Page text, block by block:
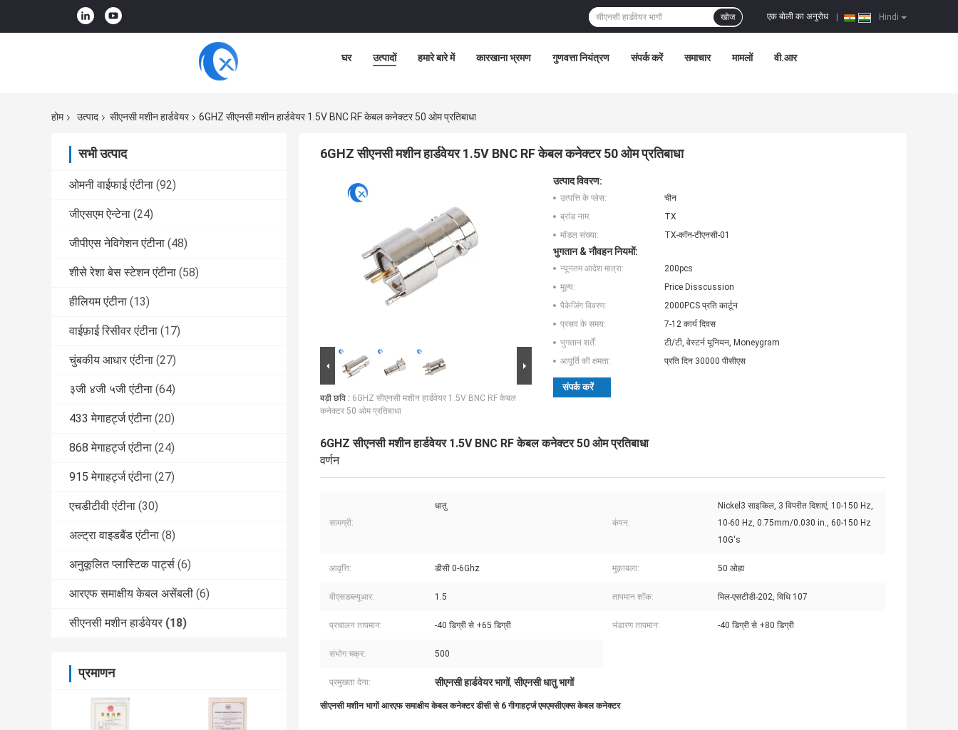
Hindi
एक बोली का अनुरोध
खोज
घर उत्पादों हमारे बारे में कारखाना भ्रमण गुणवत्ता नियंत्रण संपर्क करें समाचार मामलों वी.आर
होम उत्पाद सीएनसी मशीन हार्डवेयर 6GHZ सीएनसी मशीन हार्डवेयर 1.5V BNC RF केबल कनेक्टर 50 ओम प्रतिबाधा
सभी उत्पाद
ओमनी वाईफाई एंटीना (92)
जीएसएम ऐन्टेना (24)
जीपीएस नेविगेशन एंटीना (48)
शीसे रेशा बेस स्टेशन एंटीना (58)
हीलियम एंटीना (13)
वाईफ़ाई रिसीवर एंटीना (17)
चुंबकीय आधार एंटीना (27)
३जी ४जी ५जी एंटीना (64)
433 मेगाहर्ट्ज एंटीना (20)
868 मेगाहर्ट्ज एंटीना (24)
915 मेगाहर्ट्ज एंटीना (27)
एचडीटीवी एंटीना (30)
अल्ट्रा वाइडबैंड एंटीना (8)
अनुकूलित प्लास्टिक पार्ट्स (6)
आरएफ समाक्षीय केबल असेंबली (6)
सीएनसी मशीन हार्डवेयर (18)
प्रमाणन
6GHZ सीएनसी मशीन हार्डवेयर 1.5V BNC RF केबल कनेक्टर 50 ओम प्रतिबाधा
बड़ी छवि : 6GHZ सीएनसी मशीन हार्डवेयर 1.5V BNC RF केबल
कनेक्टर 50 ओम प्रतिबाधा
उत्पाद विवरण:
उत्पत्ति के प्लेस:
चीन
ब्रांड नाम:
TX
मॉडल संख्या:
TX-कॉन-टीएनसी-01
भुगतान & नौवहन नियमों:
न्यूनतम आदेश मात्रा:
200pcs
मूल्य:
Price Disscussion
पैकेजिंग विवरण:
2000PCS प्रति कार्टून
प्रसव के समय:
7-12 कार्य दिवस
भुगतान शर्तें:
टी/टी, वेस्टर्न यूनियन, Moneygram
आपूर्ति की क्षमता:
प्रति दिन 30000 पीसीएस
संपर्क करें
6GHZ सीएनसी मशीन हार्डवेयर 1.5V BNC RF केबल कनेक्टर 50 ओम प्रतिबाधा
वर्णन
सामग्री:
धातु
कंपन:
Nickel3 साइकिल, 3 विपरीत दिशाएं, 10-150 Hz,
10-60 Hz, 0.75mm/0.030 in., 60-150 Hz
10G's
आवृत्ति: डीसी 0-6Ghz मुक़ाबला: 50 ओह्म
वीएसडब्ल्यूआर: 1.5 तापमान शॉक: मिल-एसटीडी-202, विधि 107
प्रचालन तापमान: -40 डिग्री से +65 डिग्री भंडारण तापमान: -40 डिग्री से +80 डिग्री
संभोग चक्र: 500
प्रमुखता देना: सीएनसी हार्डवेयर भागों,सीएनसी धातु भागों
सीएनसी मशीन भागों आरएफ समाक्षीय केबल कनेक्टर डीसी से 6 गीगाहर्ट्ज एमएमसीएक्स केबल कनेक्टर